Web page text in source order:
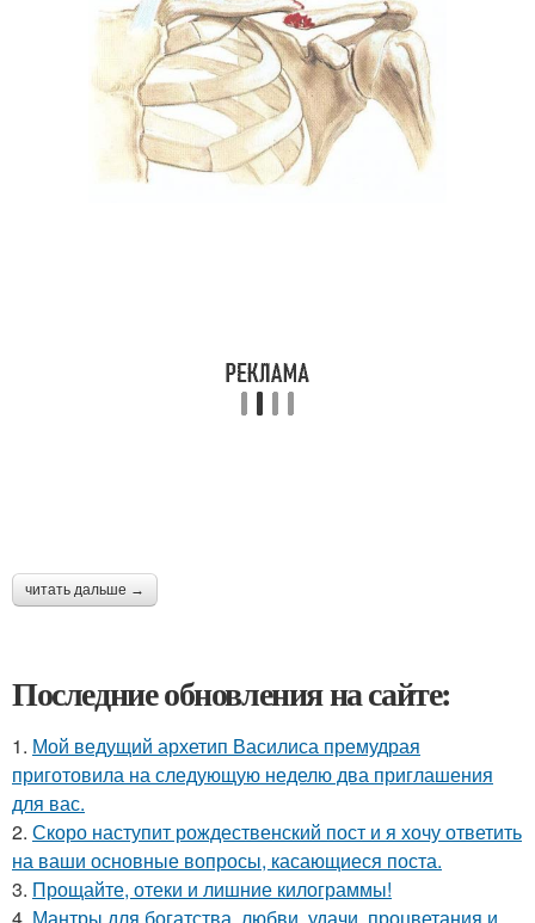
читать дальше →
Последние обновления на сайте:
1. Мой ведущий архетип Василиса премудрая
приготовила на следующую неделю два приглашения
для вас.
2. Скоро наступит рождественский пост и я хочу ответить
на ваши основные вопросы, касающиеся поста.
3. Прощайте, отеки и лишние килограммы!